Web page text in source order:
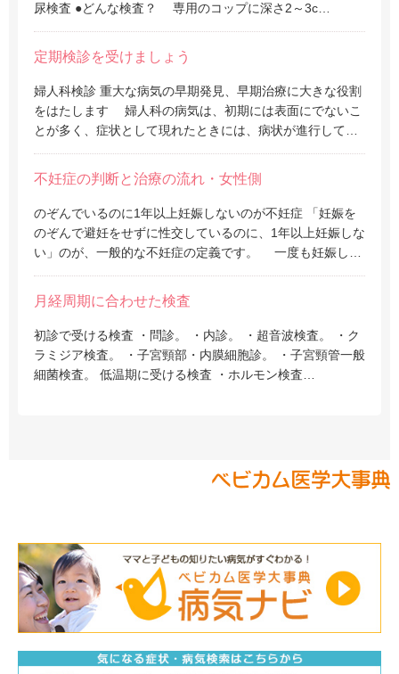
尿検査 ●どんな検査？ 専用のコップに深さ2～3c…
定期検診を受けましょう
婦人科検診 重大な病気の早期発見、早期治療に大きな役割
をはたします 婦人科の病気は、初期には表面にでないこ
とが多く、症状として現れたときには、病状が進行して…
不妊症の判断と治療の流れ・女性側
のぞんでいるのに1年以上妊娠しないのが不妊症 「妊娠を
のぞんで避妊をせずに性交しているのに、1年以上妊娠しな
い」のが、一般的な不妊症の定義です。 一度も妊娠し…
月経周期に合わせた検査
初診で受ける検査 ・問診。 ・内診。 ・超音波検査。 ・ク
ラミジア検査。 ・子宮頸部・内膜細胞診。 ・子宮頸管一般
細菌検査。 低温期に受ける検査 ・ホルモン検査…